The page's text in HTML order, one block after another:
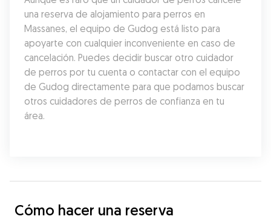
una reserva de alojamiento para perros en
Massanes, el equipo de Gudog está listo para
apoyarte con cualquier inconveniente en caso de
cancelación. Puedes decidir buscar otro cuidador
de perros por tu cuenta o contactar con el equipo
de Gudog directamente para que podamos buscar
otros cuidadores de perros de confianza en tu
área.
Cómo hacer una reserva